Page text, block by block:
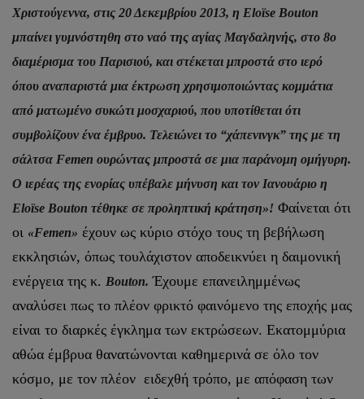
Χριστούγεννα, στις 20 Δεκεμβρίου 2013, η Eloïse Bouton
μπαίνει γυμνόστηθη στο ναό της αγίας Mαγδαληνής, στο 8ο
διαμέρισμα του Παρισιού, και στέκεται μπροστά στο ιερό
όπου αναπαριστά μια έκτρωση χρησιμοποιώντας κομμάτια
από ματωμένο συκώτι μοσχαριού, που υποτίθεται ότι
συμβολίζουν ένα έμβρυο. Τελειώνει το “χάπενινγκ” της με τη
σάλτσα Femen ουρώντας μπροστά σε μια παράνομη ομήγυρη.
Ο ιερέας της ενορίας υπέβαλε μήνυση και τον Ιανουάριο η
Eloïse Bouton τέθηκε σε προληπτική κράτηση»! Φαίνεται ότι
οι «Femen» έχουν ως κύριο στόχο τους τη βεβήλωση
εκκλησιών, όπως τουλάχιστον αποδεικνύει η δαιμονική
ενέργεια της κ. Bouton. Έχουμε επανειλημμένως
αναλύσει πως το πλέον φρικτό φαινόμενο της εποχής μας
είναι το διαρκές έγκλημα των εκτρώσεων. Εκατομμύρια
αθώα έμβρυα θανατώνονται καθημερινά σε όλο τον
κόσμο, με τον πλέον ειδεχθή τρόπο, με απόφαση των